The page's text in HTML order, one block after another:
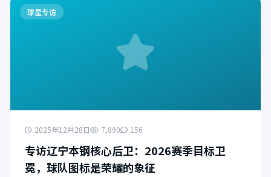
球星专访
2025年12月28日 7,890 156
专访辽宁本钢核心后卫：2026赛季目标卫
冕，球队图标是荣耀的象征